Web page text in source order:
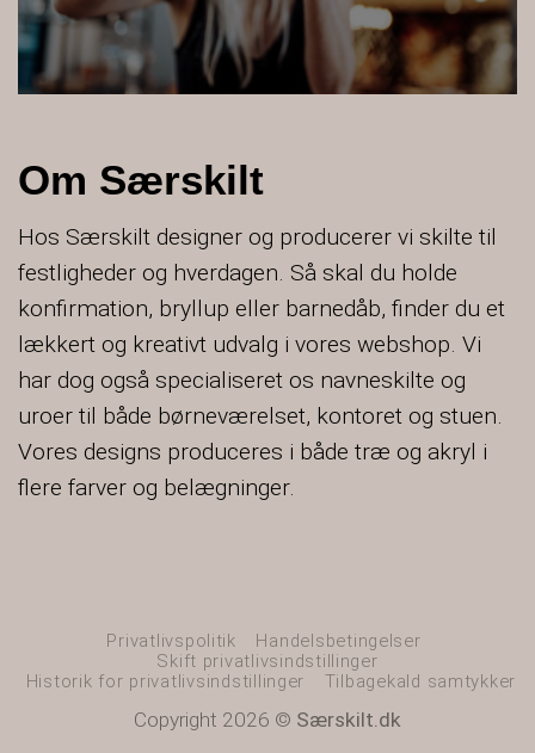
Om Særskilt
Hos Særskilt designer og producerer vi skilte til
festligheder og hverdagen. Så skal du holde
konfirmation, bryllup eller barnedåb, finder du et
lækkert og kreativt udvalg i vores webshop. Vi
har dog også specialiseret os navneskilte og
uroer til både børneværelset, kontoret og stuen.
Vores designs produceres i både træ og akryl i
flere farver og belægninger.
Privatlivspolitik
Handelsbetingelser
Skift privatlivsindstillinger
Historik for privatlivsindstillinger
Tilbagekald samtykker
Copyright 2026 © Særskilt.dk